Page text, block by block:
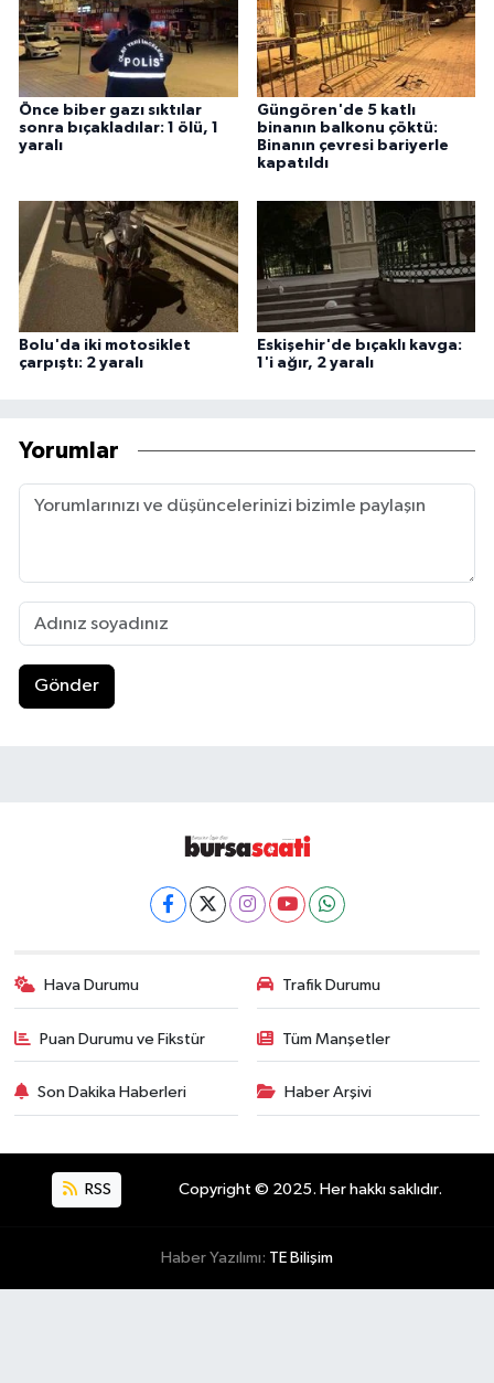
Önce biber gazı sıktılar
sonra bıçakladılar: 1 ölü, 1
yaralı
Güngören'de 5 katlı
binanın balkonu çöktü:
Binanın çevresi bariyerle
kapatıldı
Bolu'da iki motosiklet
çarpıştı: 2 yaralı
Eskişehir'de bıçaklı kavga:
1'i ağır, 2 yaralı
Yorumlar
Gönder
Hava Durumu Trafik Durumu
Puan Durumu ve Fikstür Tüm Manşetler
Son Dakika Haberleri Haber Arşivi
RSS Copyright © 2025. Her hakkı saklıdır.
Haber Yazılımı: TE Bilişim